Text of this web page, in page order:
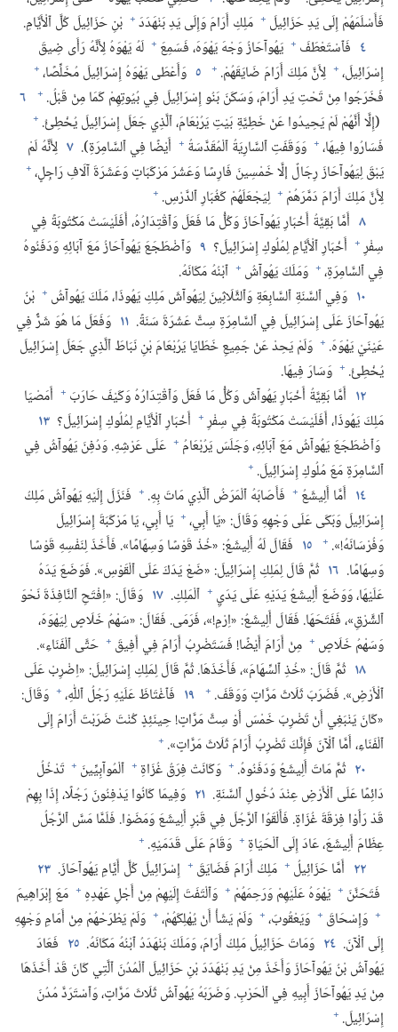
فَأَسْلَمَهُمْ إِلَى يَدِ حَزَائِيلَ + مَلِكِ أَرَامَ وَإِلَى يَدِ بَنْهَدَدَ + بْنِ حَزَائِيلَ كُلَّ ٱلْأَيَّامِ.‏
٤ فَٱسْتَعْطَفَ + يَهُوآحَازُ وَجْهَ يَهْوَهَ،‏ فَسَمِعَ + لَهُ يَهْوَهُ لِأَنَّهُ رَأَى ضِيقَ
إِسْرَائِيلَ،‏ + لِأَنَّ مَلِكَ أَرَامَ ضَايَقَهُمْ.‏ + ٥ وَأَعْطَى يَهْوَهُ إِسْرَائِيلَ مُخَلِّصًا،‏ +
فَخَرَجُوا مِنْ تَحْتِ يَدِ أَرَامَ،‏ وَسَكَنَ بَنُو إِسْرَائِيلَ فِي بُيُوتِهِمْ كَمَا مِنْ قَبْلُ.‏ +
٦
(‏إِلَّا أَنَّهُمْ لَمْ يَحِيدُوا عَنْ خَطِيَّةِ بَيْتِ يَرُبْعَامَ،‏ ٱلَّذِي جَعَلَ إِسْرَائِيلَ يُخْطِئُ.‏ +
فَسَارُوا فِيهَا،‏ + وَوَقَفَتِ ٱلسَّارِيَةُ ٱلْمُقَدَّسَةُ + أَيْضًا فِي ٱلسَّامِرَةِ)‏.‏ ٧ لِأَنَّهُ لَمْ
يَبْقَ لِيَهُوآحَازَ رِجَالٌ إلَّا خَمْسِينَ فَارِسًا وَعَشْرَ مَرْكَبَاتٍ وَعَشَرَةَ آلَافِ رَاجِلٍ،‏ +
لِأَنَّ مَلِكَ أَرَامَ دَمَّرَهُمْ + لِيَجْعَلَهُمْ كَغُبَارِ ٱلدَّرْسِ.‏ +
٨ أَمَّا بَقِيَّةُ أَخْبَارِ يَهُوآحَازَ وَكُلُّ مَا فَعَلَ وَٱقْتِدَارُهُ،‏ أَفَلَيْسَتْ مَكْتُوبَةً فِي
سِفْرِ + أَخْبَارِ ٱلْأَيَّامِ لِمُلُوكِ إِسْرَائِيلَ؟‏ ٩ وَٱضْطَجَعَ يَهُوآحَازُ مَعَ آبَائِهِ وَدَفَنُوهُ
فِي ٱلسَّامِرَةِ،‏ + وَمَلَكَ يَهُوآشُ + ٱبْنُهُ مَكَانَهُ.‏
١٠ وَفِي ٱلسَّنَةِ ٱلسَّابِعَةِ وَٱلثَّلَاثِينَ لِيَهُوآشَ مَلِكِ يَهُوذَا،‏ مَلَكَ يَهُوآشُ + بْنُ
يَهُوآحَازَ عَلَى إِسْرَائِيلَ فِي ٱلسَّامِرَةِ سِتَّ عَشْرَةَ سَنَةً.‏ ١١ وَفَعَلَ مَا هُوَ شَرٌّ فِي
عَيْنَيْ يَهْوَهَ.‏ + وَلَمْ يَحِدْ عَنْ جَمِيعِ خَطَايَا يَرُبْعَامَ بْنِ نَبَاطَ ٱلَّذِي جَعَلَ إِسْرَائِيلَ
يُخْطِئُ.‏ + وَسَارَ فِيهَا.‏
١٢ أَمَّا بَقِيَّةُ أَخْبَارِ يَهُوآشَ وَكُلُّ مَا فَعَلَ وَٱقْتِدَارُهُ وَكَيْفَ حَارَبَ + أَمَصْيَا
مَلِكَ يَهُوذَا،‏ أَفَلَيْسَتْ مَكْتُوبَةً فِي سِفْرِ + أَخْبَارِ ٱلْأَيَّامِ لِمُلُوكِ إِسْرَائِيلَ؟‏ ١٣
وَٱضْطَجَعَ يَهُوآشُ مَعَ آبَائِهِ،‏ وَجَلَسَ يَرُبْعَامُ + عَلَى عَرْشِهِ.‏ وَدُفِنَ يَهُوآشُ فِي
ٱلسَّامِرَةِ مَعَ مُلُوكِ إِسْرَائِيلَ.‏ +
١٤ أَمَّا أَلِيشَعُ + فَأَصَابَهُ ٱلْمَرَضُ ٱلَّذِي مَاتَ بِهِ.‏ + فَنَزَلَ إِلَيْهِ يَهُوآشُ مَلِكُ
إِسْرَائِيلَ وَبَكَى عَلَى وَجْهِهِ وَقَالَ:‏ «يَا أَبِي،‏ + يَا أَبِي،‏ يَا مَرْكَبَةَ إِسْرَائِيلَ
وَفُرْسَانَهُ!‏».‏ + ١٥ فَقَالَ لَهُ أَلِيشَعُ:‏ «خُذْ قَوْسًا وَسِهَامًا».‏ فَأَخَذَ لِنَفْسِهِ قَوْسًا
وَسِهَامًا.‏ ١٦ ثُمَّ قَالَ لِمَلِكِ إِسْرَائِيلَ:‏ «ضَعْ يَدَكَ عَلَى ٱلْقَوْسِ».‏ فَوَضَعَ يَدَهُ
عَلَيْهَا،‏ وَوَضَعَ أَلِيشَعُ يَدَيْهِ عَلَى يَدَيِ + ٱلْمَلِكِ.‏ ١٧ وَقَالَ:‏ «اِفْتَحِ ٱلنَّافِذَةَ نَحْوَ
ٱلشَّرْقِ»،‏ فَفَتَحَهَا.‏ فَقَالَ أَلِيشَعُ:‏ «اِرْمِ!‏»،‏ فَرَمَى.‏ فَقَالَ:‏ «سَهْمُ خَلَاصٍ لِيَهْوَهَ،‏
وَسَهْمُ خَلَاصٍ + مِنْ أَرَامَ أَيْضًا!‏ فَسَتَضْرِبُ أَرَامَ فِي أَفِيقَ + حَتَّى ٱلْفَنَاءِ».‏
١٨ ثُمَّ قَالَ:‏ «خُذِ ٱلسِّهَامَ»،‏ فَأَخَذَهَا.‏ ثُمَّ قَالَ لِمَلِكِ إِسْرَائِيلَ:‏ «اِضْرِبْ عَلَى
ٱلْأَرْضِ».‏ فَضَرَبَ ثَلَاثَ مَرَّاتٍ وَوَقَفَ.‏ + ١٩ فَٱغْتَاظَ عَلَيْهِ رَجُلُ ٱللّٰهِ،‏ + وَقَالَ:‏
«كَانَ يَنْبَغِي أَنْ تَضْرِبَ خَمْسَ أَوْ سِتَّ مَرَّاتٍ!‏ حِينَئِذٍ كُنْتَ ضَرَبْتَ أَرَامَ إِلَى
ٱلْفَنَاءِ،‏ أَمَّا ٱلْآنَ فَإِنَّكَ تَضْرِبُ أَرَامَ ثَلَاثَ مَرَّاتٍ».‏ +
٢٠ ثُمَّ مَاتَ أَلِيشَعُ وَدَفَنُوهُ.‏ + وَكَانَتْ فِرَقُ غُزَاةِ + ٱلْمُوآبِيِّينَ + تَدْخُلُ
دَائِمًا عَلَى ٱلْأَرْضِ عِنْدَ دُخُولِ ٱلسَّنَةِ.‏ ٢١ وَفِيمَا كَانُوا يَدْفِنُونَ رَجُلًا،‏ إِذَا بِهِمْ
قَدْ رَأَوْا فِرْقَةَ غُزَاةٍ.‏ فَأَلْقَوُا ٱلرَّجُلَ فِي قَبْرِ أَلِيشَعَ وَمَضَوْا.‏ فَلَمَّا مَسَّ ٱلرَّجُلُ
عِظَامَ أَلِيشَعَ،‏ عَادَ إِلَى ٱلْحَيَاةِ + وَقَامَ عَلَى قَدَمَيْهِ.‏ +
٢٢ أَمَّا حَزَائِيلُ + مَلِكُ أَرَامَ فَضَايَقَ + إِسْرَائِيلَ كُلَّ أَيَّامِ يَهُوآحَازَ.‏ ٢٣
فَتَحَنَّنَ + يَهْوَهُ عَلَيْهِمْ وَرَحِمَهُمْ + وَٱلْتَفَتَ إِلَيْهِمْ مِنْ أَجْلِ عَهْدِهِ + مَعَ إِبْرَاهِيمَ
+ وَإِسْحَاقَ + وَيَعْقُوبَ،‏ + وَلَمْ يَشَأْ أَنْ يُهْلِكَهُمْ،‏ + وَلَمْ يَطْرَحْهُمْ مِنْ أَمَامِ وَجْهِهِ
إِلَى ٱلْآنَ.‏ ٢٤ وَمَاتَ حَزَائِيلُ مَلِكُ أَرَامَ،‏ وَمَلَكَ بَنْهَدَدُ ٱبْنُهُ مَكَانَهُ.‏ ٢٥ فَعَادَ
يَهُوآشُ بْنُ يَهُوآحَازَ وَأَخَذَ مِنْ يَدِ بَنْهَدَدَ بْنِ حَزَائِيلَ ٱلْمُدُنَ ٱلَّتِي كَانَ قَدْ أَخَذَهَا
مِنْ يَدِ يَهُوآحَازَ أَبِيهِ فِي ٱلْحَرْبِ.‏ وَضَرَبَهُ يَهُوآشُ ثَلَاثَ مَرَّاتٍ،‏ وَٱسْتَرَدَّ مُدُنَ
إِسْرَائِيلَ.‏ +